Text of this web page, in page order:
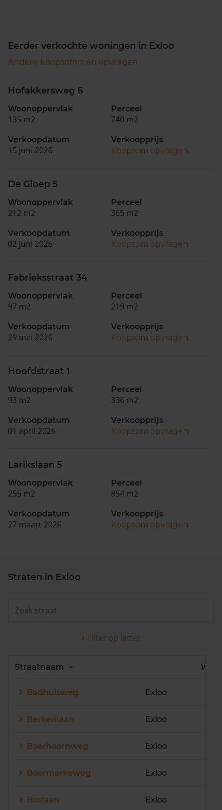
Eerder verkochte woningen in Exloo
Andere koopsommen opvragen
Hofakkersweg 6
Woonoppervlak
135 m2
Perceel
740 m2
Verkoopdatum
15 juni 2026
Verkoopprijs
Koopsom opvragen
De Gloep 5
Woonoppervlak
212 m2
Perceel
365 m2
Verkoopdatum
02 juni 2026
Verkoopprijs
Koopsom opvragen
Fabrieksstraat 34
Woonoppervlak
97 m2
Perceel
219 m2
Verkoopdatum
29 mei 2026
Verkoopprijs
Koopsom opvragen
Hoofdstraat 1
Woonoppervlak
93 m2
Perceel
336 m2
Verkoopdatum
01 april 2026
Verkoopprijs
Koopsom opvragen
Larikslaan 5
Woonoppervlak
255 m2
Perceel
854 m2
Verkoopdatum
27 maart 2026
Verkoopprijs
Koopsom opvragen
Straten in Exloo
+ Filter op letter
Alles
Q
R U
Straatnaam Wijk
Badhuisweg Exloo
Berkenlaan Exloo
Boerhoornweg Exloo
Boermarkeweg Exloo
Boslaan Exloo